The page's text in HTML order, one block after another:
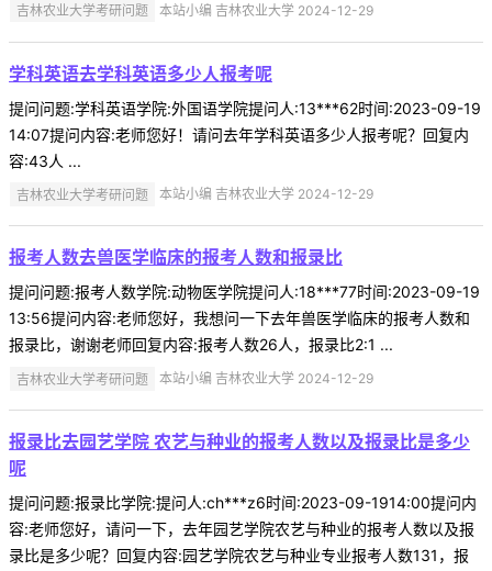
吉林农业大学考研问题 本站小编 吉林农业大学 2024-12-29
学科英语去学科英语多少人报考呢
提问问题:学科英语学院:外国语学院提问人:13***62时间:2023-09-19
14:07提问内容:老师您好！请问去年学科英语多少人报考呢？回复内
容:43人 ...
吉林农业大学考研问题 本站小编 吉林农业大学 2024-12-29
报考人数去兽医学临床的报考人数和报录比
提问问题:报考人数学院:动物医学院提问人:18***77时间:2023-09-19
13:56提问内容:老师您好，我想问一下去年兽医学临床的报考人数和
报录比，谢谢老师回复内容:报考人数26人，报录比2:1 ...
吉林农业大学考研问题 本站小编 吉林农业大学 2024-12-29
报录比去园艺学院 农艺与种业的报考人数以及报录比是多少
呢
提问问题:报录比学院:提问人:ch***z6时间:2023-09-1914:00提问内
容:老师您好，请问一下，去年园艺学院农艺与种业的报考人数以及报
录比是多少呢？回复内容:园艺学院农艺与种业专业报考人数131，报